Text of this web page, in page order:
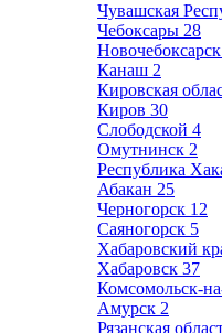
Чувашская
Чебоксары 28
Новочебоксарск
Канаш 2
Кировская
Киров 30
Слободской 4
Омутнинск 2
Республика
Абакан 25
Черногорск 12
Саяногорск 5
Хабаровский
Хабаровск 37
Комсомольск-
Амурск 2
Рязанская